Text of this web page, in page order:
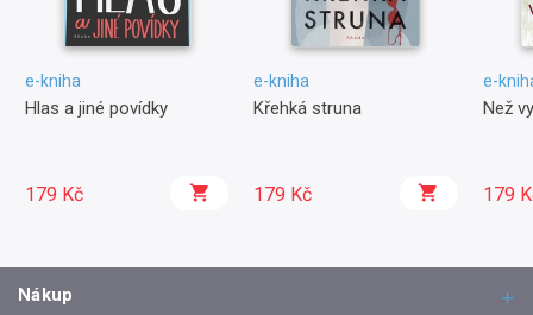
e-kniha
Hlas a jiné povídky
179 Kč
e-kniha
Křehká struna
179 Kč
e-
Než
179
Nákup